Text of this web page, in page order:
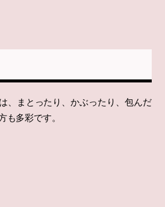
、まとったり、かぶったり、包んだ
も多彩です。